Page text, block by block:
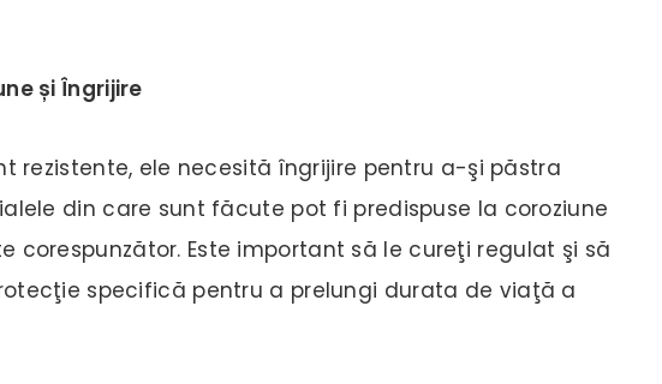
și Îngrijire
rezistente, ele necesită îngrijire pentru a-şi păstra
din care sunt făcute pot fi predispuse la coroziune
corespunzător. Este important să le cureţi regulat şi să
specifică pentru a prelungi durata de viaţă a